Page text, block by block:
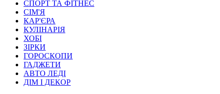
СПОРТ ТА ФІТНЕС
СІМ'Я
КАР'ЄРА
КУЛІНАРІЯ
ХОБІ
ЗІРКИ
ГОРОСКОПИ
ГАДЖЕТИ
АВТО ЛЕДІ
ДІМ І ДЕКОР